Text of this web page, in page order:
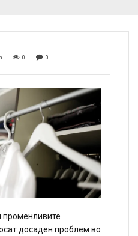
0 0
променливите
досаден проблем во